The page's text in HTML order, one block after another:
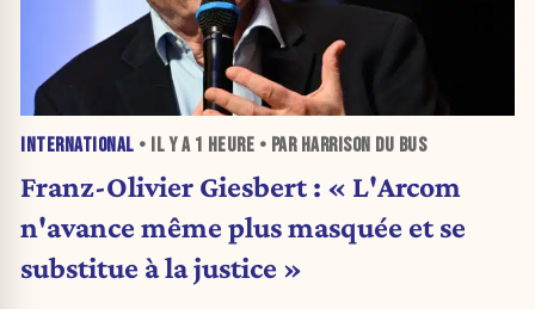
INTERNATIONAL • IL Y A 1 HEURE • PAR HARRISON DU BUS
Franz-Olivier Giesbert : « L'Arcom
n'avance même plus masquée et se
substitue à la justice »